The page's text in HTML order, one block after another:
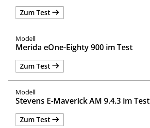
Zum Test
Merida eOne-Eighty 900 im Test
Zum Test
Stevens E-Maverick AM 9.4.3 im Test
Zum Test